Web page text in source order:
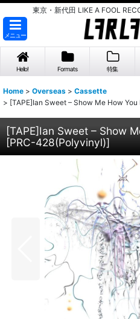
東京・新代田 LIKE A FOOL
メニュー
Hello! Formats 特集
Home > Overseas > Cassette
> [TAPE]Ian Sweet – Show Me How
[TAPE]Ian Sweet – Show
[PRC-428(Polyvinyl)]